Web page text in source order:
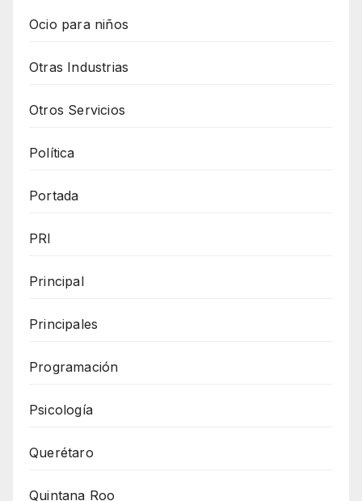
Ocio para niños
Otras Industrias
Otros Servicios
Política
Portada
PRI
Principal
Principales
Programación
Psicología
Querétaro
Quintana Roo